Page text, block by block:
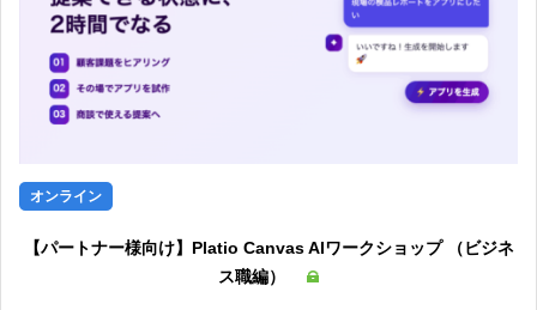
オンライン
【パートナー様向け】Platio Canvas AIワークショップ （ビジネ
ス職編）